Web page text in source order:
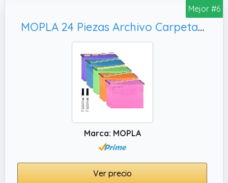
Mejor #6
MOPLA 24 Piezas Archivo Carpetas Colgantes Polipropileno, Oficina
Marca: MOPLA
Ver precio